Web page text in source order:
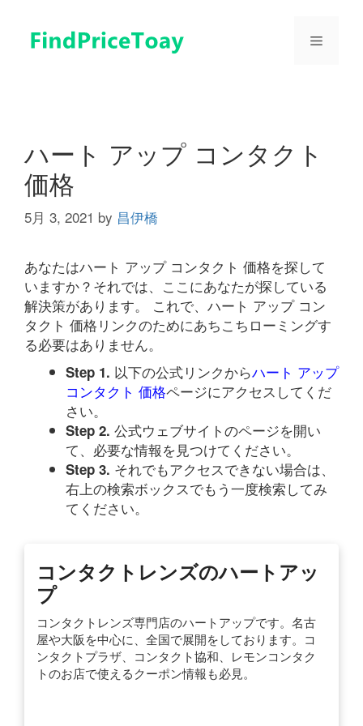
メ
ハート アップ コンタクト
価格
5月 3, 2021 by 昌伊橋
あなたはハート アップ コンタクト 価格を探して
いますか？それでは、ここにあなたが探している
解決策があります。 これで、ハート アップ コン
タクト 価格リンクのためにあちこちローミングす
る必要はありません。
Step 1. 以下の公式リンクからハート アップ
コンタクト 価格ページにアクセスしてくだ
さい。
Step 2. 公式ウェブサイトのページを開い
て、必要な情報を見つけてください。
Step 3. それでもアクセスできない場合は、
右上の検索ボックスでもう一度検索してみ
てください。
コンタクトレンズのハートアッ
プ
コンタクトレンズ専門店のハートアップです。名古
屋や大阪を中心に、全国で展開をしております。コ
ンタクトプラザ、コンタクト協和、レモンコンタク
トのお店で使えるクーポン情報も必見。